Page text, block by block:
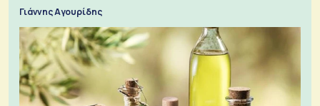
Γιάννης Αγουρίδης